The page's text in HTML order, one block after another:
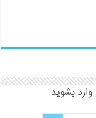
وارد بشوید.